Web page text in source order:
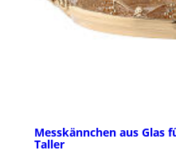
Messkännchen aus Glas
Taller